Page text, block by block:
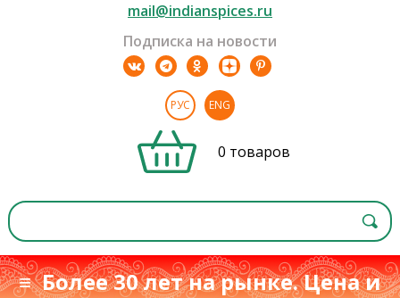
mail@indianspices.ru
Подписка на новости
РУС ENG
0 товаров
≡ Более 30 лет на рынке. Цена и